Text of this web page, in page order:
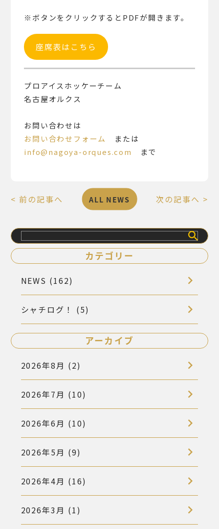
※ボタンをクリックするとPDFが開きます。
座席表はこちら
プロアイスホッケーチーム
名古屋オルクス
お問い合わせは
お問い合わせフォーム
または
info@nagoya-orques.com
まで
< 前の記事へ 次の記事へ >
ALL NEWS
検
索
カテゴリー
NEWS (162)
シャチログ！ (5)
アーカイブ
2026年8月 (2)
2026年7月 (10)
2026年6月 (10)
2026年5月 (9)
2026年4月 (16)
2026年3月 (1)